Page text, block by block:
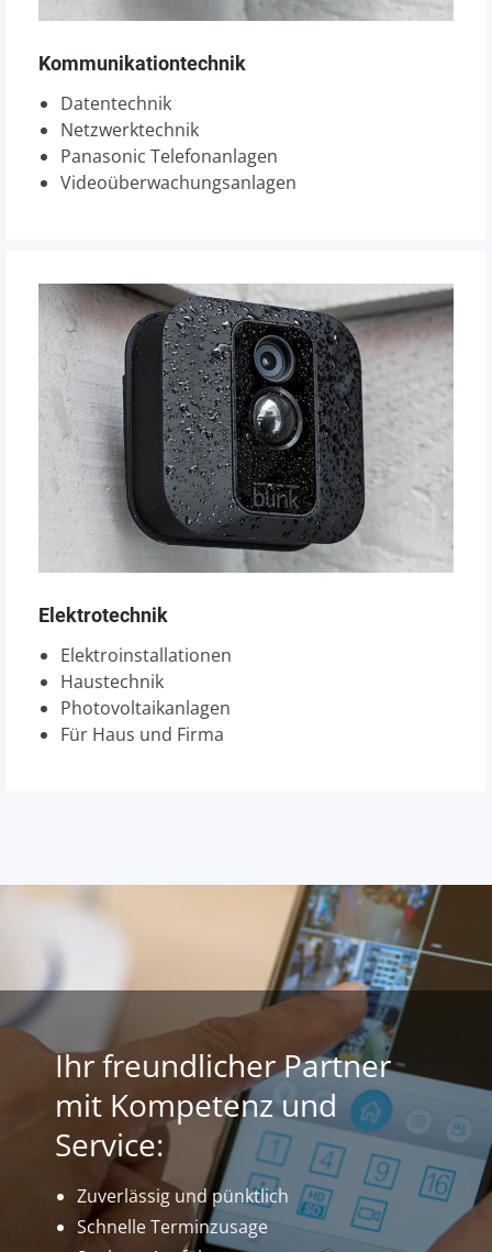
Kommunikationtechnik
Datentechnik
Netzwerktechnik
Panasonic Telefonanlagen
Videoüberwachungsanlagen
Elektrotechnik
Elektroinstallationen
Haustechnik
Photovoltaikanlagen
Für Haus und Firma
Ihr freundlicher Partner
mit Kompetenz und
Service:
Zuverlässig und pünktlich
Schnelle Terminzusage